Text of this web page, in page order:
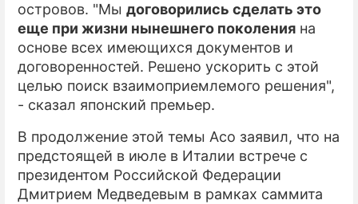
островов. "Мы договорились сделать это
еще при жизни нынешнего поколения на
основе всех имеющихся документов и
договоренностей. Решено ускорить с этой
целью поиск взаимоприемлемого решения",
- сказал японский премьер.
В продолжение этой темы Асо заявил, что на
предстоящей в июле в Италии встрече с
президентом Российской Федерации
Дмитрием Медведевым в рамках саммита